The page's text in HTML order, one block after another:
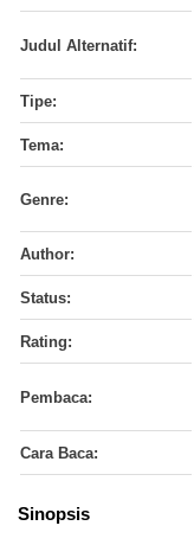
Judul Alternatif:
Tipe:
Tema:
Genre:
Author:
Status:
Rating:
Pembaca:
Cara Baca:
Sinopsis